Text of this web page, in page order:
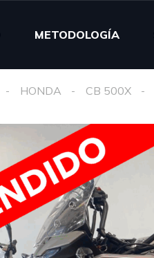
METODOLOGÍA
HONDA CB 500X